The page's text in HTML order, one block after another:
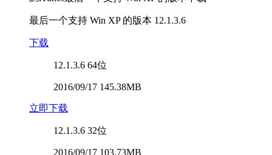
最后一个支持 Win XP 的版本 12.1.3.6
下载
12.1.3.6 64位
2016/09/17 145.38MB
立即下载
12.1.3.6 32位
2016/09/17 103.73MB